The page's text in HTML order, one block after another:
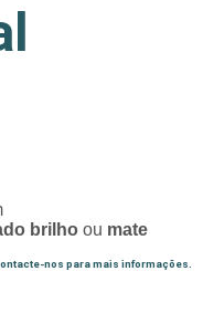
brilho ou mate
nos para mais informações.